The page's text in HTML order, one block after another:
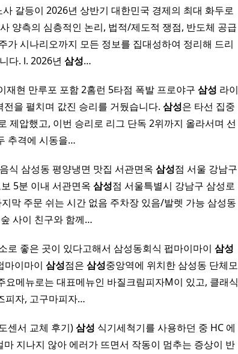
사 갈등이 2026년 상반기 대한민국 경제의 최대 화두로
양측의 심층적인 논리, 법적/제도적 쟁점, 반도체 공급
가 시나리오까지 모든 정보를 집대성하여 정리해 드리
다. Ⅰ. 2026년 삼성…
재현 만루포 포함 2홈런 5타점 폭발 프로야구 삼성 라이
을 펼치며 값진 승리를 거뒀습니다. 삼성은 타선 집중
제압했고, 이번 승리로 리그 단독 2위까지 올라서며 선
추격에 시동을…
식 삼성동 평양냉면 맛집 서관면옥 삼성점 서울 강남구
5분 이내 서관면옥 삼성점 서울특별시 강남구 삼성로
막 주문 쉬는 시간 없음 주차장 있음/발렛 가능 삼성동
사이 친구와 함께…
로 좋은 곳이 있다고해서 삼성동회식 펍마이마이 삼성
마이마이 삼성점은 삼성중앙역에 위치한 삼성동 단체모
요메뉴로는 대표메뉴인 바질크림피자M이 있고, 클래식
피자, 고구마피자…
센서 교체 후기)삼성 식기세척기를 사용하던 중 HC 에
지나지 않아 에러가 뜨면서 작동이 멈추는 증상이 반